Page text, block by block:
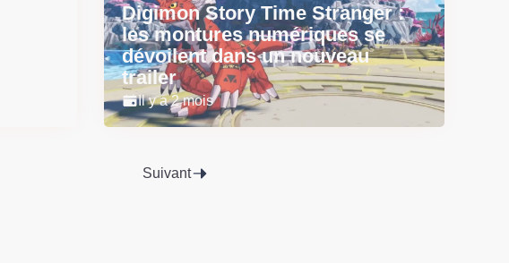
Digimon Story Time Stranger :
les montures numériques se
dévoilent dans un nouveau
trailer
Il y a 2 mois
Suivant